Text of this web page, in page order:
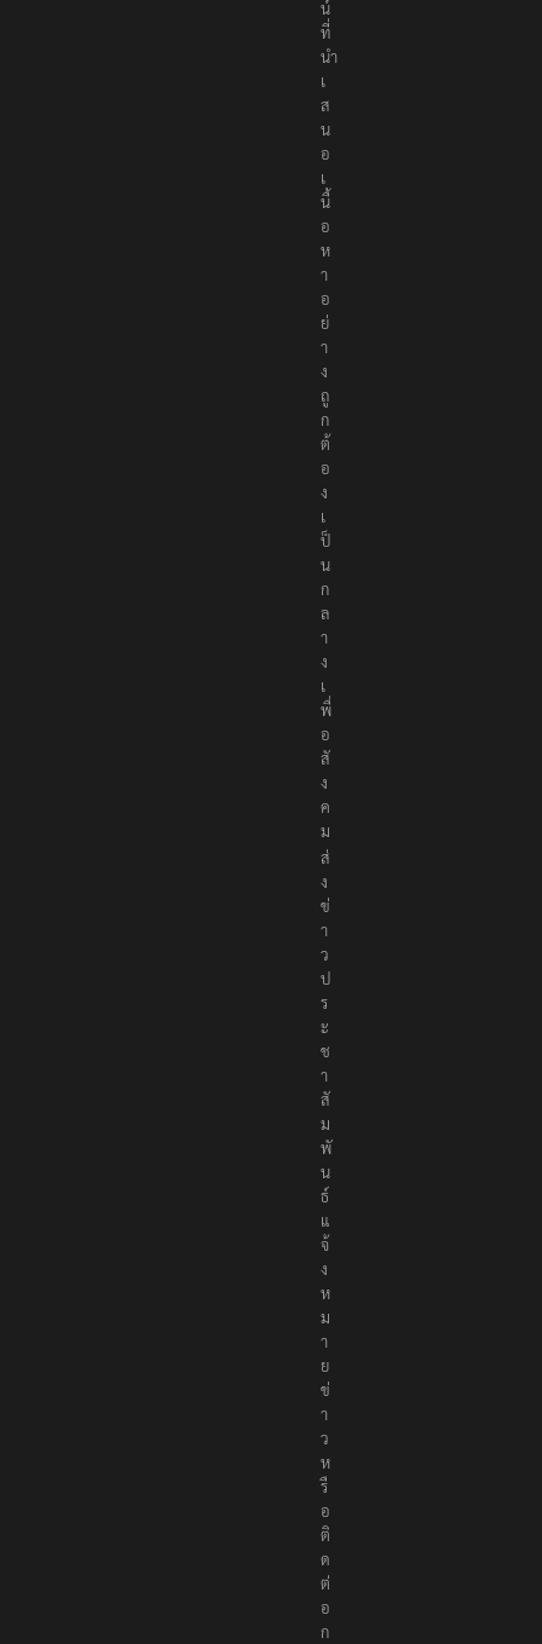
น์
ที่
นำ
เ
ส
น
อ
เ
นื้
อ
ห
า
อ
ย่
า
ง
ถู
ก
ต้
อ
ง
เ
ป็
น
ก
ล
า
ง
เ
พื่
อ
สั
ง
ค
ม
ส่
ง
ข่
า
ว
ป
ร
ะ
ช
า
สั
ม
พั
น
ธ์
แ
จ้
ง
ห
ม
า
ย
ข่
า
ว
ห
รื
อ
ติ
ด
ต่
อ
ก